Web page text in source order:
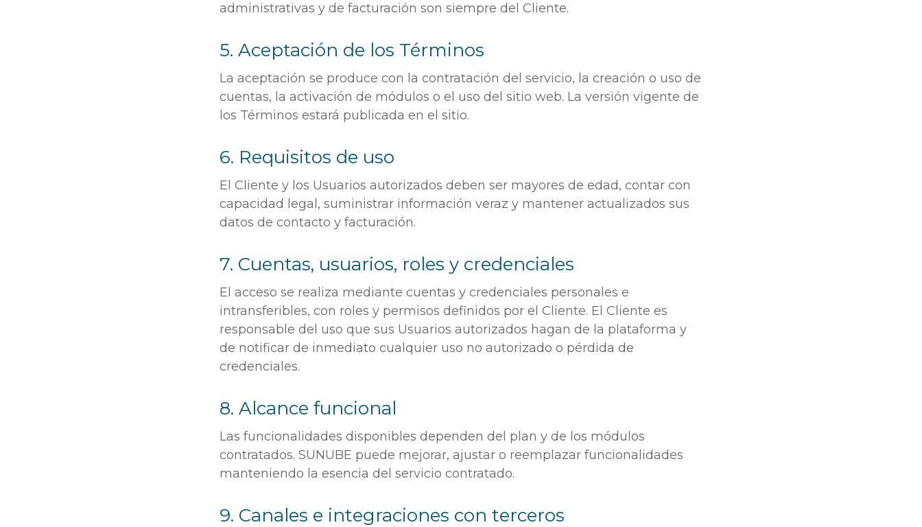
administrativas y de facturación son siempre del Cliente.
5. Aceptación de los Términos
La aceptación se produce con la contratación del servicio, la creación o uso de
cuentas, la activación de módulos o el uso del sitio web. La versión vigente de
los Términos estará publicada en el sitio.
6. Requisitos de uso
El Cliente y los Usuarios autorizados deben ser mayores de edad, contar con
capacidad legal, suministrar información veraz y mantener actualizados sus
datos de contacto y facturación.
7. Cuentas, usuarios, roles y credenciales
El acceso se realiza mediante cuentas y credenciales personales e
intransferibles, con roles y permisos definidos por el Cliente. El Cliente es
responsable del uso que sus Usuarios autorizados hagan de la plataforma y
de notificar de inmediato cualquier uso no autorizado o pérdida de
credenciales.
8. Alcance funcional
Las funcionalidades disponibles dependen del plan y de los módulos
contratados. SUNUBE puede mejorar, ajustar o reemplazar funcionalidades
manteniendo la esencia del servicio contratado.
9. Canales e integraciones con terceros